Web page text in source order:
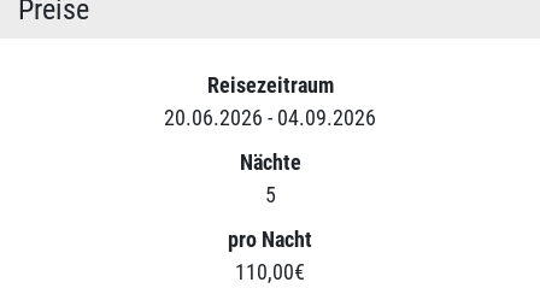
Preise
Reisezeitraum
20.06.2026 - 04.09.2026
Nächte
5
pro Nacht
110,00€